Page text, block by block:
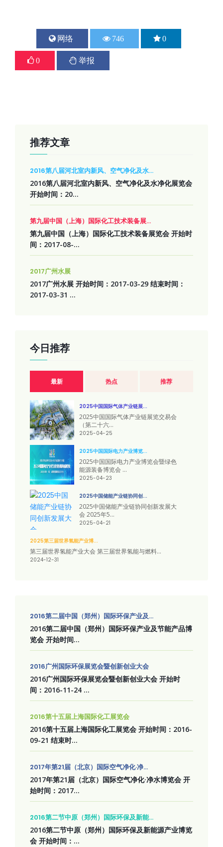
网络 746 0
0 举报
上一篇
2016第四届中国国际煤炭清洁...
下一篇
2016北京水展
推荐文章
2016第八届河北室内新风、空气净化及水...
2016第八届河北室内新风、空气净化及水净化展览会
开始时间：20...
第九届中国（上海）国际化工技术装备展...
第九届中国（上海）国际化工技术装备展览会 开始时
间：2017-08-...
2017广州水展
2017广州水展 开始时间：2017-03-29 结束时间：
2017-03-31 ...
今日推荐
最新 热点 推荐
2025中国国际气体产业链展...
2025中国国际气体产业链展览交易会
（第二十六...
2025-04-25
2025中国国际电力产业博览...
2025中国国际电力产业博览会暨绿色
能源装备博览会 ...
2025-04-23
2025中国储能产业链协同创...
2025中国储能产业链协同创新发展大
会 2025年5...
2025-04-21
2025第三届世界氢能产业博...
第三届世界氢能产业大会 第三届世界氢能与燃料...
2024-12-31
2016第二届中国（郑州）国际环保产业及...
2016第二届中国（郑州）国际环保产业及节能产品博
览会 开始时间...
2016广州国际环保展览会暨创新创业大会
2016广州国际环保展览会暨创新创业大会 开始时
间：2016-11-24 ...
2016第十五届上海国际化工展览会
2016第十五届上海国际化工展览会 开始时间：2016-
09-21 结束时...
2017年第21届（北京）国际空气净化·净...
2017年第21届（北京）国际空气净化·净水博览会 开
始时间：2017...
2016第二节中原（郑州）国际环保及新能...
2016第二节中原（郑州）国际环保及新能源产业博览
会 开始时间：...